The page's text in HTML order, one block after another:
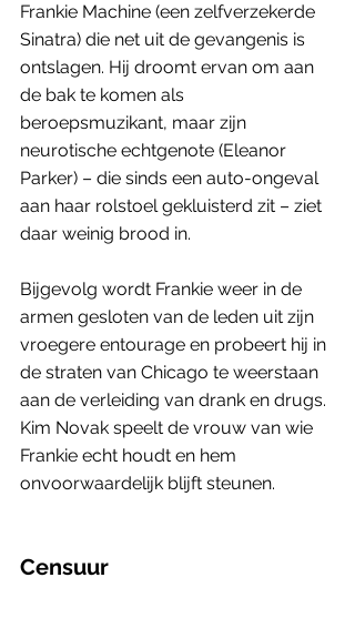
Frankie Machine (een zelfverzekerde
Sinatra) die net uit de gevangenis is
ontslagen. Hij droomt ervan om aan
de bak te komen als
beroepsmuzikant, maar zijn
neurotische echtgenote (Eleanor
Parker) – die sinds een auto-ongeval
aan haar rolstoel gekluisterd zit – ziet
daar weinig brood in.
Bijgevolg wordt Frankie weer in de
armen gesloten van de leden uit zijn
vroegere entourage en probeert hij in
de straten van Chicago te weerstaan
aan de verleiding van drank en drugs.
Kim Novak speelt de vrouw van wie
Frankie echt houdt en hem
onvoorwaardelijk blijft steunen.
Censuur